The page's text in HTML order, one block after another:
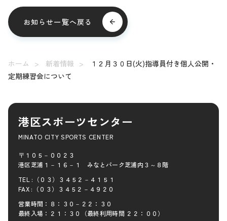
お知らせ一覧へ戻る
ホーム 新着情報
１２月３０日(火)指導員付き個人公開・
定期練習会について
港区スポーツセンター
MINATO CITY SPORTS CENTER
〒１０５－００２３
港区芝浦１－１６－１ みなとパーク芝浦内３～８階
TEL :（０３）３４５２－４１５１
FAX :（０３）３４５２－４９２０
営業時間：８：３０－２２：３０
最終入場：２１：３０（最終利用時間 ２２：００）